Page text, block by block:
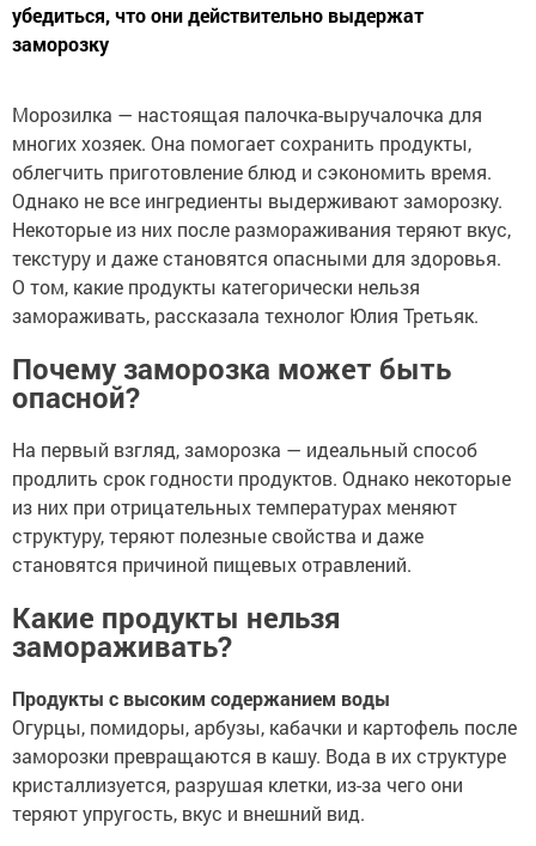
убедиться, что они действительно выдержат
заморозку
Морозилка — настоящая палочка-выручалочка для
многих хозяек. Она помогает сохранить продукты,
облегчить приготовление блюд и сэкономить время.
Однако не все ингредиенты выдерживают заморозку.
Некоторые из них после размораживания теряют вкус,
текстуру и даже становятся опасными для здоровья.
О том, какие продукты категорически нельзя
замораживать, рассказала технолог Юлия Третьяк.
Почему заморозка может быть
опасной?
На первый взгляд, заморозка — идеальный способ
продлить срок годности продуктов. Однако некоторые
из них при отрицательных температурах меняют
структуру, теряют полезные свойства и даже
становятся причиной пищевых отравлений.
Какие продукты нельзя
замораживать?
Продукты с высоким содержанием воды
Огурцы, помидоры, арбузы, кабачки и картофель после
заморозки превращаются в кашу. Вода в их структуре
кристаллизуется, разрушая клетки, из-за чего они
теряют упругость, вкус и внешний вид.